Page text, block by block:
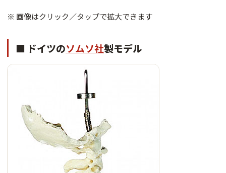
※ 画像はクリック／タップで拡大できます
■ ドイツのソムソ社製モデル